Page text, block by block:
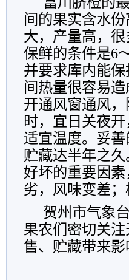
间的果实含水
大，产量高，
保鲜的条件是6
并要求库内能
间热量很容易
开通风窗通风
时，宜日关夜
适宜温度。妥
贮藏达半年之
好坏的重要因
劣，风味变差
贺州市气象
果农们密切关
售、贮藏带来影